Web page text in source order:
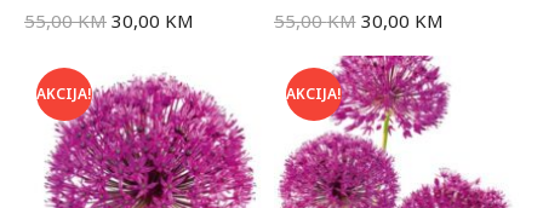
55,00KM 30,00 KM 55,00KM 30,00 KM
AKCIJA! AKCIJA!